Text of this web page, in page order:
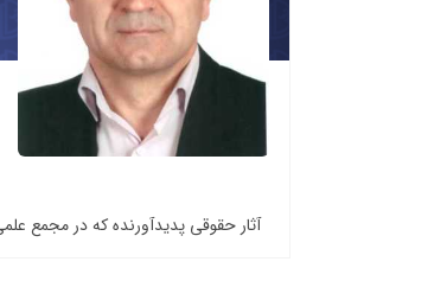
آثار حقوقی پدیدآورنده که در مجمع